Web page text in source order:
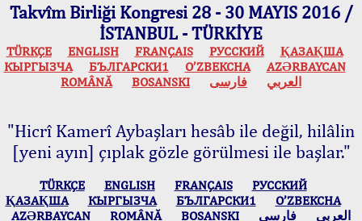
Takvîm Birliği Kongresi 28 - 30 MAYIS 2016 /
İSTANBUL - TÜRKİYE
TÜRKÇE ENGLISH FRANÇAIS РУССКИЙ
ҚАЗАҚША
КЫPГЫЗЧA
БЪЛГАРСКИ1 O’ZBEKCHA
AZӘRBAYCAN
ROMÂNĂ
BOSANSKI العربي فارسی
"Hicrî Kamerî Aybaşları hesâb ile değil, hilâlin
[yeni ayın] çıplak gözle görülmesi ile başlar."
TÜRKÇE ENGLISH FRANÇAIS
РУССКИЙ
ҚАЗАҚША
КЫPГЫЗЧA БЪЛГАРСКИ1
O’ZBEKCHA
AZӘRBAYCAN
ROMÂNĂ BOSANSKI العربي فارسی